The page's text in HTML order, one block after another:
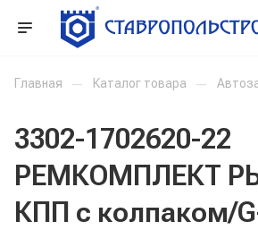
Главная — Каталог товара —
3302-1702620-22
РЕМКОМПЛЕКТ
КПП с колпаком/